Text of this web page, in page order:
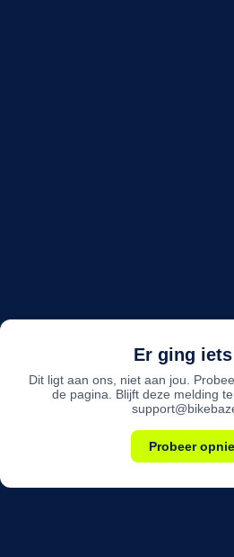
Er ging
Dit ligt aan ons, niet aan jou.
de pagina. Blijft deze melding
Probeer